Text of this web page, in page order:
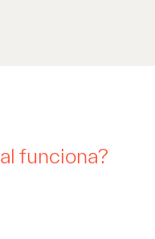
funciona?